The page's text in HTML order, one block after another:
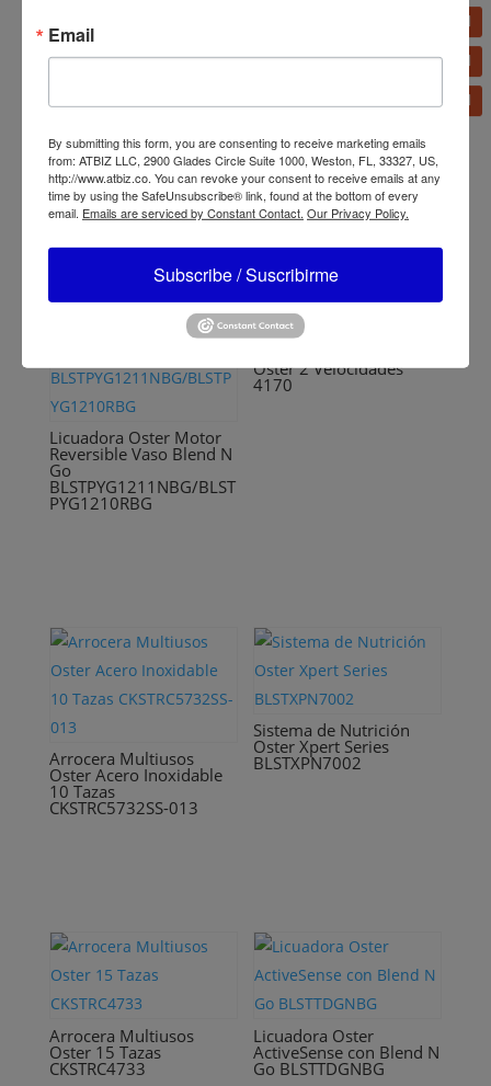
Giratorio 2 Velocidades
+ pulso BLSTKAG
Licuadora Oster 14
Licuadora Oster Motor
Reversible Vaso Blend N
Go
BLSTPYG1211NBG/BLST
PYG1210RBG
Oster 2 Velocidades
4170
Arrocera Multiusos
Oster Acero Inoxidable
10 Tazas
CKSTRC5732SS-013
Sistema de Nutrición
Oster Xpert Series
BLSTXPN7002
Arrocera Multiusos
Oster 15 Tazas
CKSTRC4733
Licuadora Oster
ActiveSense con Blend N
Go BLSTTDGNBG
Email
By submitting this form, you are consenting to receive marketing emails
from: ATBIZ LLC, 2900 Glades Circle Suite 1000, Weston, FL, 33327, US,
http://www.atbiz.co. You can revoke your consent to receive emails at any
time by using the SafeUnsubscribe® link, found at the bottom of every
email. Emails are serviced by Constant Contact. Our Privacy Policy.
Subscribe / Suscribirme